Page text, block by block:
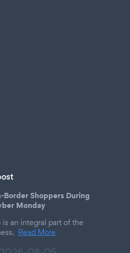
Shoppers During
Monday
an integral part of the
Read More